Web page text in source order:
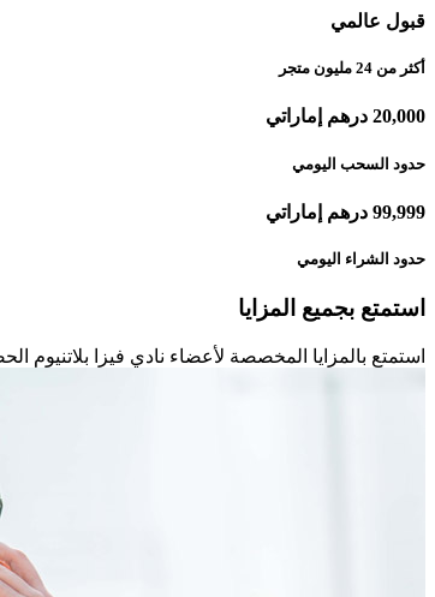
قبول عالمي
أكثر من 24 مليون متجر
20,000 درهم إماراتي
حدود السحب اليومي
99,999 درهم إماراتي
حدود الشراء اليومي
استمتع بجميع المزايا
استمتع بالمزايا المخصصة لأعضاء نادي فيزا بلاتنيوم